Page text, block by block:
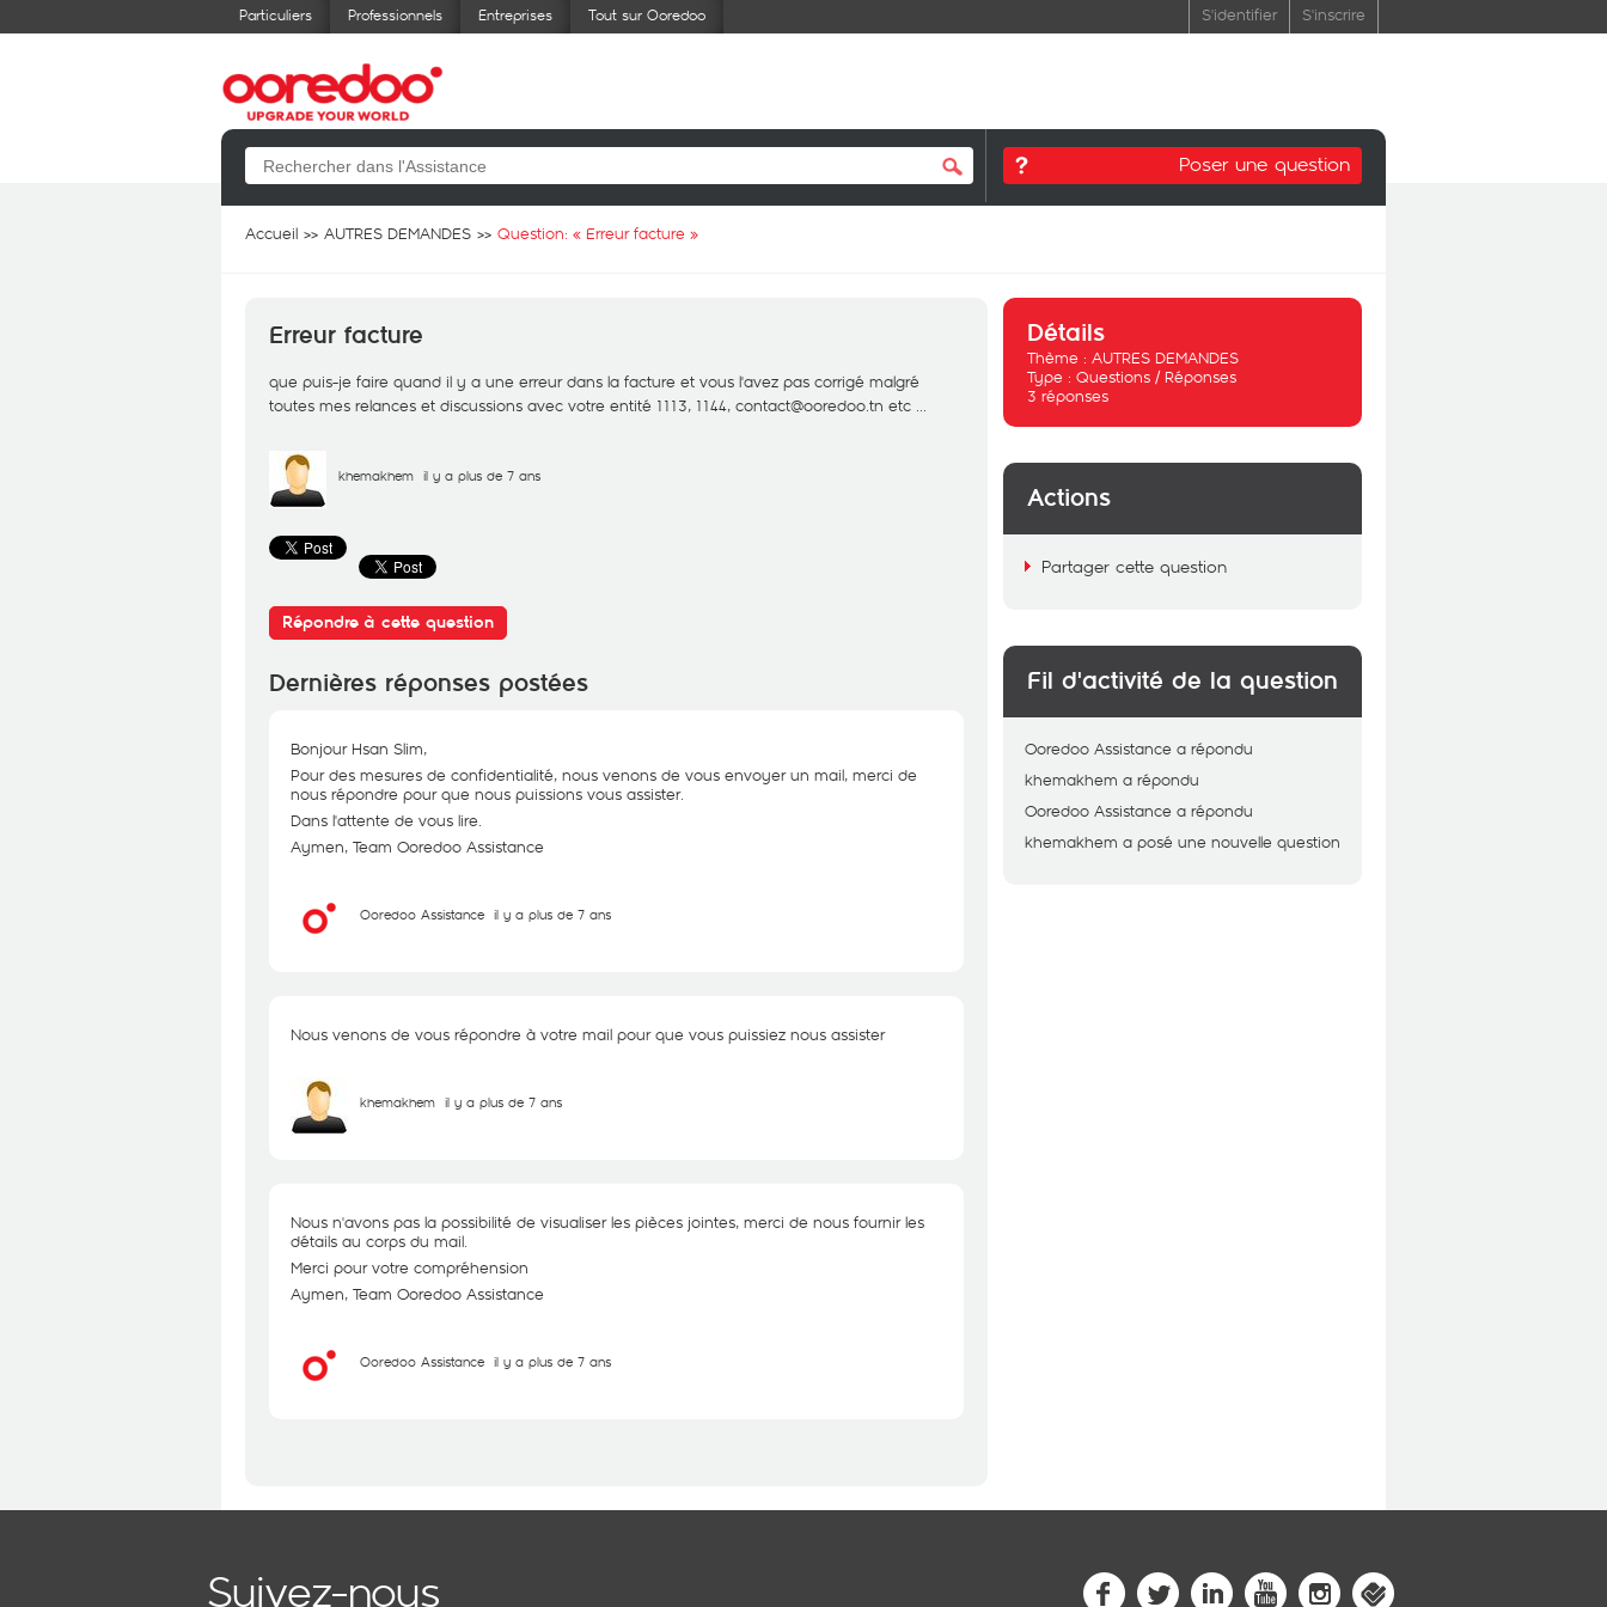
Particuliers Professionnels Entreprises Tout sur Ooredoo S'identifier S'inscrire
Poser une question
Accueil AUTRES DEMANDES Question: « Erreur facture »
Erreur facture
que puis-je faire quand il y a une erreur dans la facture et vous l'avez pas corrigé malgré
toutes mes relances et discussions avec votre entité 1113, 1144, contact@ooredoo.tn etc ...
khemakhem il y a plus de 7 ans
Répondre à cette question
Dernières réponses postées
Bonjour Hsan Slim,
Pour des mesures de confidentialité, nous venons de vous envoyer un mail, merci de
nous répondre pour que nous puissions vous assister.
Dans l'attente de vous lire.
Aymen, Team Ooredoo Assistance
Ooredoo Assistance il y a plus de 7 ans
Nous venons de vous répondre à votre mail pour que vous puissiez nous assister
khemakhem il y a plus de 7 ans
Nous n'avons pas la possibilité de visualiser les pièces jointes, merci de nous fournir les
détails au corps du mail.
Merci pour votre compréhension
Aymen, Team Ooredoo Assistance
Ooredoo Assistance il y a plus de 7 ans
Détails
Thème : AUTRES DEMANDES
Type : Questions / Réponses
3 réponses
Actions
Partager cette question
Fil d'activité de la question
Ooredoo Assistance a répondu
khemakhem a répondu
Ooredoo Assistance a répondu
khemakhem a posé une nouvelle question
Suivez-nous